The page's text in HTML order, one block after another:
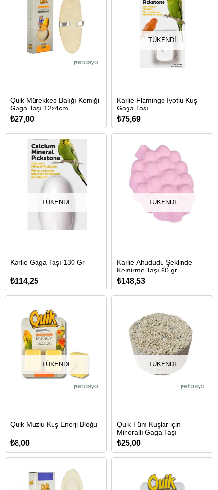
Quik Mürekkep Balığı Kemiği
Gaga Taşı 12x4cm
₺27,00
TÜKENDI
Karlie Flamingo İyotlu Kuş
Gaga Taşı
₺75,69
TÜKENDI
Karlie Gaga Taşı 130 Gr
₺114,25
TÜKENDI
Karlie Ahududu Şeklinde
Kemirme Taşı 60 gr
₺148,53
TÜKENDI
Quik Muzlu Kuş Enerji Bloğu
₺8,00
TÜKENDI
Quik Tüm Kuşlar için
Minerallı Gaga Taşı
₺25,00